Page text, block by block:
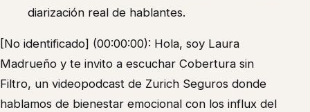
diarización real de hablantes.
[No identificado] (00:00:00): Hola, soy Laura
Madrueño y te invito a escuchar Cobertura sin
Filtro, un videopodcast de Zurich Seguros donde
hablamos de bienestar emocional con los influx del